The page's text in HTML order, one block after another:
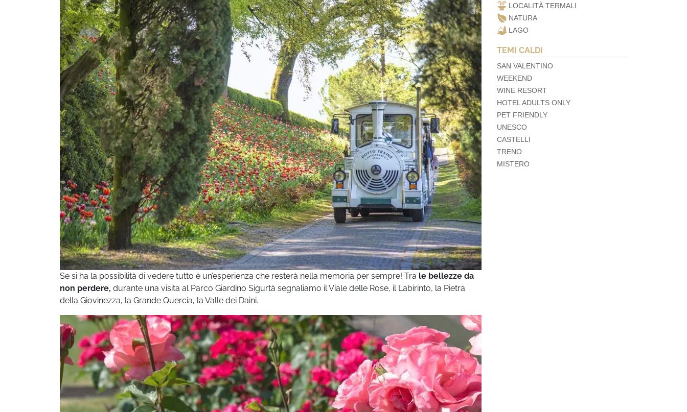
Se si ha la possibilità di vedere tutto è un’esperienza che resterà nella memoria per sempre! Tra le bellezze da
non perdere, durante una visita al Parco Giardino Sigurtà segnaliamo il Viale delle Rose, il Labirinto, la Pietra
della Giovinezza, la Grande Quercia, la Valle dei Daini.
LOCALITÀ TERMALI
NATURA
LAGO
TEMI CALDI
SAN VALENTINO
WEEKEND
WINE RESORT
HOTEL ADULTS ONLY
PET FRIENDLY
UNESCO
CASTELLI
TRENO
MISTERO